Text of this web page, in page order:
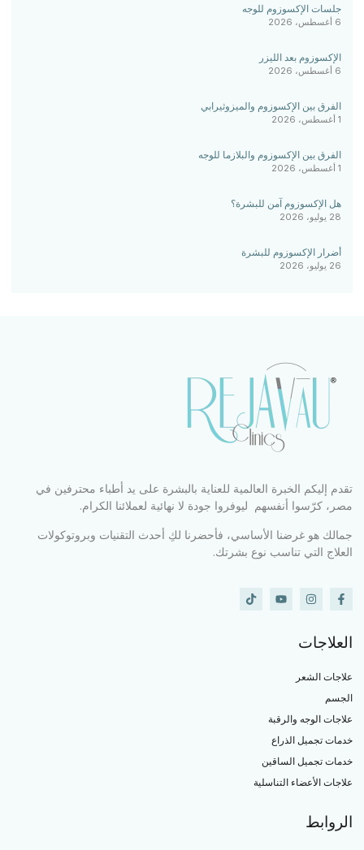
جلسات الإكسوزوم للوجه
6 أغسطس، 2026
الإكسوزوم بعد الليزر
6 أغسطس، 2026
الفرق بين الإكسوزوم والميزوثيرابي
1 أغسطس، 2026
الفرق بين الإكسوزوم والبلازما للوجه
1 أغسطس، 2026
هل الإكسوزوم آمن للبشرة؟
28 يوليو، 2026
أضرار الإكسوزوم للبشرة
26 يوليو، 2026
تقدم إليكم الخبرة العالمية للعناية بالبشرة على يد أطباء محترفين في
مصر، كرّسوا أنفسهم ليوفروا جودة لا نهائية لعملائنا الكرام.
جمالك هو غرضنا الأساسي، فأحضرنا لكِ أحدث التقنيات وبروتوكولات
العلاج التي تناسب نوع بشرتك.
العلاجات
علاجات الشعر
الجسم
علاجات الوجه والرقبة
خدمات تجميل الذراع
خدمات تجميل الساقين
علاجات الأعضاء التناسلية
الروابط